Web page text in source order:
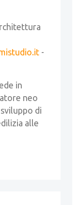
-
in
neo
di
alle